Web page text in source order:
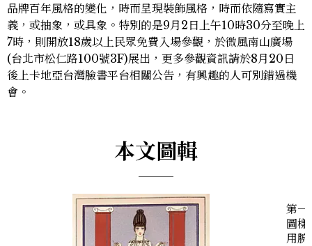
品牌百年風格的變化，時而呈現裝飾風格，時而依隨寫實主
義，或抽象，或具象。特別的是9月2日上午10時30分至晚上
7時，則開放18歲以上民眾免費入場參觀，於微風南山廣場
(台北市松仁路100號3F)展出，更多參觀資訊請於8月20日
後上卡地亞台灣臉書平台相關公告，有興趣的人可別錯過機
會。
本文圖輯
第一
圖
用